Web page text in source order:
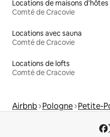
Locations de maisons d'hôtes
Comté de Cracovie
Locations avec sauna
Comté de Cracovie
Locations de lofts
Comté de Cracovie
Airbnb Pologne Petite-